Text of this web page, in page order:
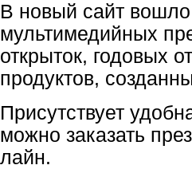
В новый сайт
мультимедийных
открыток, годовых
продуктов,
Присутствует
можно заказать
лайн.